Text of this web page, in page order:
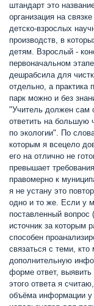
штандарт это
организация на
детско-взрослых
производств, в
детям. Взрослый -
первоначальном
дешрабсила для
отдельно, а практика
парк можно и без
"Учитель должен сам
ответить на большую
по экологии". По
которым я всецело
его на отлично не
превышает
правомерно к
я не устану это
одно и то же. Если у
поставленный вопрос
источник за которым
способен
связаться с теми,
дополнительную
форме ответ, выявить
этого ответа я
объёма информации у